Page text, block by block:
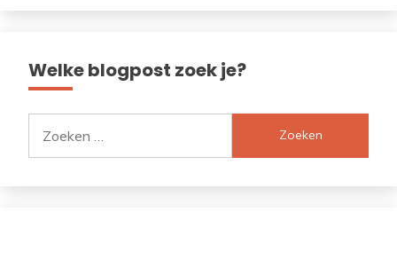
Welke blogpost zoek je?
naar: